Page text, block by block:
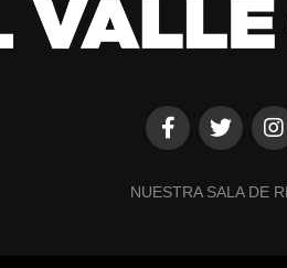
NUESTRA SALA DE